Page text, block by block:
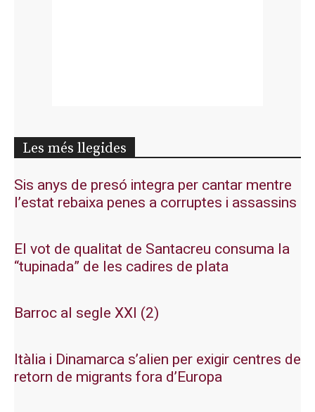
Les més llegides
Sis anys de presó integra per cantar mentre
l’estat rebaixa penes a corruptes i assassins
El vot de qualitat de Santacreu consuma la
“tupinada” de les cadires de plata
Barroc al segle XXI (2)
Itàlia i Dinamarca s’alien per exigir centres de
retorn de migrants fora d’Europa